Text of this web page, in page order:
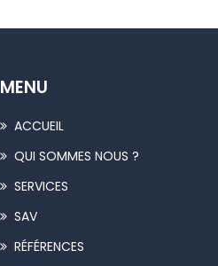
MENU
ACCUEIL
QUI SOMMES NOUS ?
SERVICES
SAV
RÉFÉRENCES